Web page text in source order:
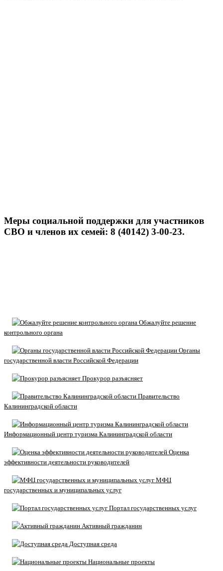
Меры социальной поддержки для участников
СВО и членов их семей: 8 (40142) 3-00-23.
Обжалуйте решение
контрольного органа
Органы
государственной власти Российской Федерации
Прокурор разъясняет
Правительство
Калининградской области
Информационный центр туризма Калининградской области
Оценка
эффективности деятельности руководителей
МФЦ
государственных и муниципальных услуг
Портал государственных услуг
Активный гражданин
Доступная среда
Национальные проекты